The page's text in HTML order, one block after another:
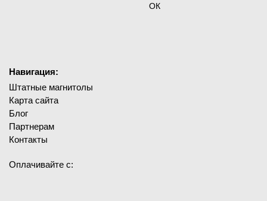
ОК
Навигация:
Штатные магнитолы
Карта сайта
Блог
Партнерам
Контакты
Оплачивайте с: